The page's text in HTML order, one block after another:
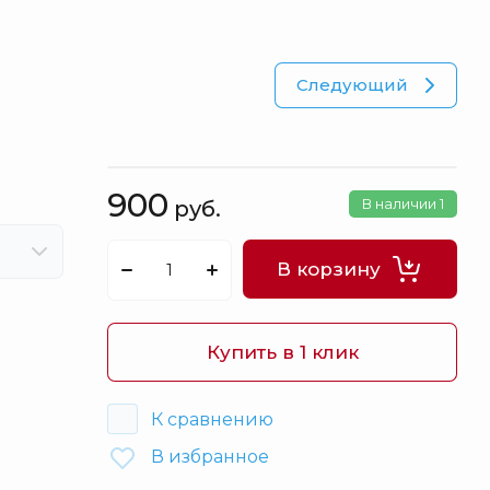
Футляры под бутылки / Штофы
Шкатулки для украшений
Распродажа
Следующий
В наличии 1
900 руб.
В корзину
Купить в 1 клик
К сравнению
В избранное